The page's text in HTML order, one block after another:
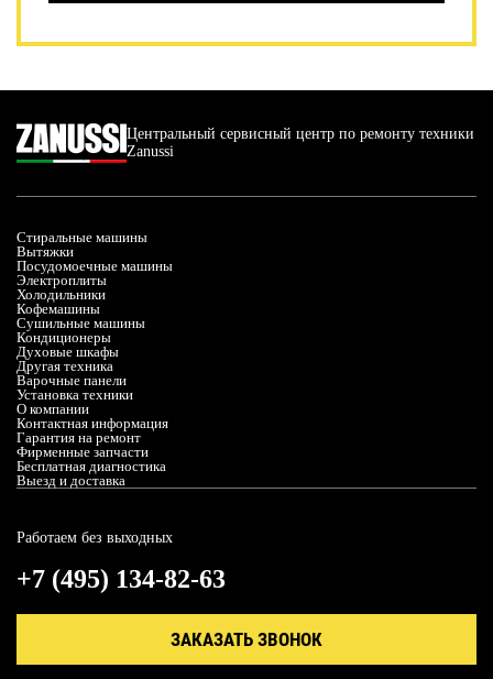
Центральный сервисный центр по ремонту техники
Zanussi
Стиральные машины
Вытяжки
Посудомоечные машины
Электроплиты
Холодильники
Кофемашины
Сушильные машины
Кондиционеры
Духовые шкафы
Другая техника
Варочные панели
Установка техники
О компании
Контактная информация
Гарантия на ремонт
Фирменные запчасти
Бесплатная диагностика
Выезд и доставка
Работаем без выходных
+7 (495) 134-82-63
ЗАКАЗАТЬ ЗВОНОК